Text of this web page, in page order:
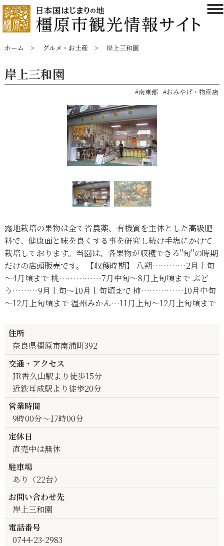
ホーム グルメ・お土産 岸上三和園
岸上三和園
#南東部 #おみやげ・物産店
露地栽培の果物は全て省農薬、有機質を主体とした高級肥
料で、健康面と味を良くする事を研究し続け手塩にかけて
栽培しております。当園は、各果物が収穫できる"旬"の時期
だけの店頭販売です。 【収穫時期】 八朔…………2月上旬
～4月頃まで 桃……………7月中旬～8月上旬頃まで ぶど
う………9月上旬～10月上旬頃まで 柿……………10月中旬
～12月上旬頃まで 温州みかん…11月上旬～12月上旬頃まで
住所
奈良県橿原市南浦町392
交通・アクセス
JR香久山駅より徒歩15分
近鉄耳成駅より徒歩20分
営業時間
9時00分～17時00分
定休日
直売中は無休
駐車場
あり（22台）
お問い合わせ先
岸上三和園
電話番号
0744-23-2983